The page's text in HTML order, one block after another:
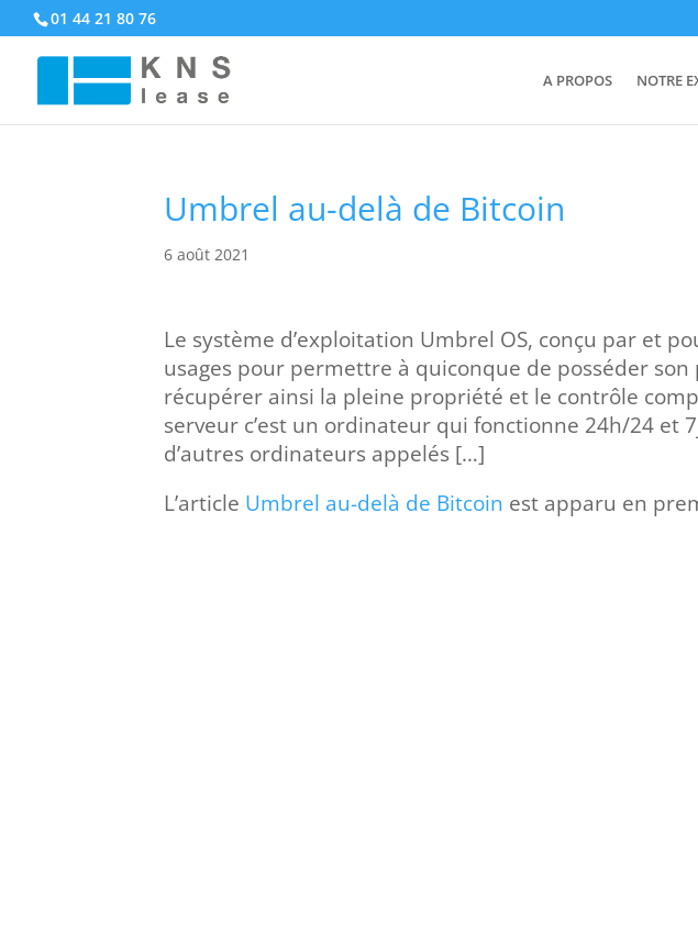
01 44 21 80 76
A PROPOS NOTRE
Umbrel au-delà de Bitcoin
6 août 2021
Le système d’exploitation Umbrel OS, conçu par et
usages pour permettre à quiconque de posséder
récupérer ainsi la pleine propriété et le contrôle
serveur c’est un ordinateur qui fonctionne 24h/24 et
d’autres ordinateurs appelés […]
L’article Umbrel au-delà de Bitcoin est apparu en